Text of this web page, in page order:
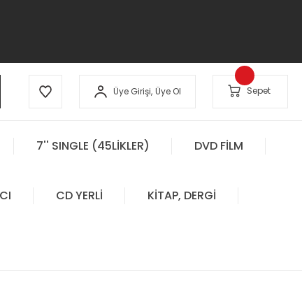
Üye Girişi, Üye Ol Sepet
7'' SINGLE (45LİKLER) DVD FİLM
CD YERLİ KİTAP, DERGİ